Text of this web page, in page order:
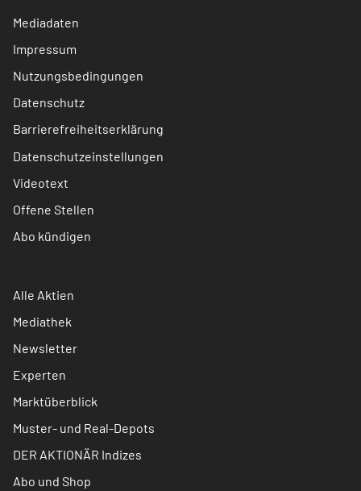
Mediadaten
Impressum
Nutzungsbedingungen
Datenschutz
Barrierefreiheitserklärung
Datenschutzeinstellungen
Videotext
Offene Stellen
Abo kündigen
Alle Aktien
Mediathek
Newsletter
Experten
Marktüberblick
Muster- und Real-Depots
DER AKTIONÄR Indizes
Abo und Shop